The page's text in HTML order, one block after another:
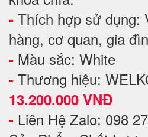
- Thích hợp sử dụng:
hàng, cơ quan, gia
- Màu sắc: White
- Thương hiệu:
13.200.000 VNĐ
- Liên Hệ Zalo: 098